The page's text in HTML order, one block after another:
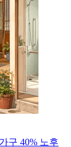
구 40% 노후